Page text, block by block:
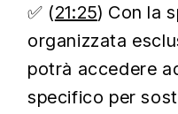
✅ (21:25) Con la
organizzata
potrà accedere
specifico per